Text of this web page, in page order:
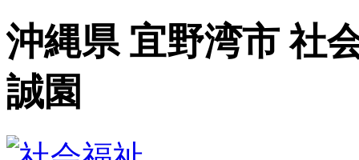
沖縄県 宜野湾市 社
誠園